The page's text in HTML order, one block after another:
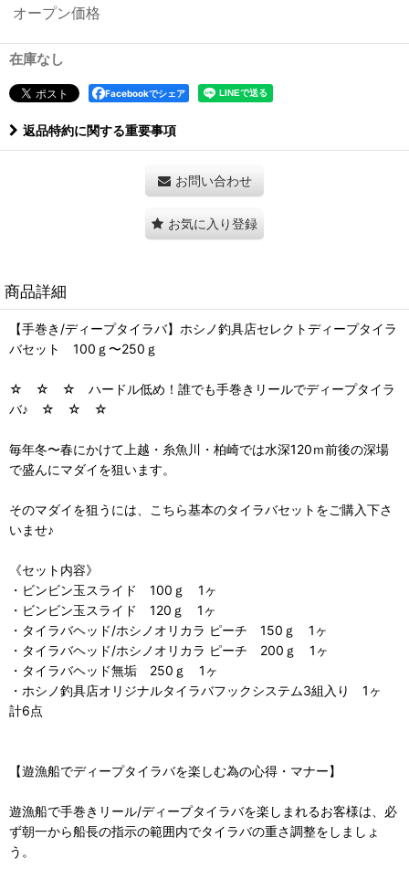
オープン価格
在庫なし
Facebookでシェア
返品特約に関する重要事項
お問い合わせ
お気に入り登録
商品詳細
【手巻き/ディープタイラバ】ホシノ釣具店セレクトディープタイラ
バセット 100ｇ〜250ｇ
☆ ☆ ☆ ハードル低め！誰でも手巻きリールでディープタイラ
バ♪ ☆ ☆ ☆
毎年冬〜春にかけて上越・糸魚川・柏崎では水深120ｍ前後の深場
で盛んにマダイを狙います。
そのマダイを狙うには、こちら基本のタイラバセットをご購入下さ
いませ♪
《セット内容》
・ビンビン玉スライド 100ｇ 1ヶ
・ビンビン玉スライド 120ｇ 1ヶ
・タイラバヘッド/ホシノオリカラ ピーチ 150ｇ 1ヶ
・タイラバヘッド/ホシノオリカラ ピーチ 200ｇ 1ヶ
・タイラバヘッド無垢 250ｇ 1ヶ
・ホシノ釣具店オリジナルタイラバフックシステム3組入り 1ヶ
計6点
【遊漁船でディープタイラバを楽しむ為の心得・マナー】
遊漁船で手巻きリール/ディープタイラバを楽しまれるお客様は、必
ず朝一から船長の指示の範囲内でタイラバの重さ調整をしましょ
う。